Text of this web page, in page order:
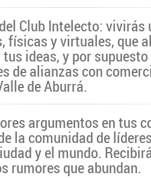
Club Intelecto: vivirás
físicas y virtuales, que
ideas, y por
de alianzas con
de Aburrá.
argumentos en tus
la comunidad de
y el mundo.
rumores que abundan.